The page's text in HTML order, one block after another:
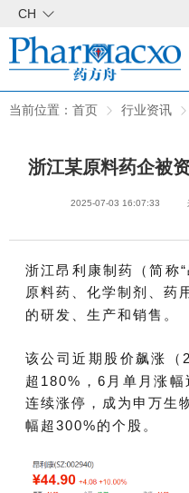
CH
当前位置： 首页 行业资讯
浙江某原料药企被
2025-07-03 16:07:33
浙江昂利康制药（简称
原料药、化学制剂、药
的研发、生产和销售。
该公司近期股价飙涨（
超180%，6月单月涨
连续涨停，成为 申万生
幅超300%的个股。